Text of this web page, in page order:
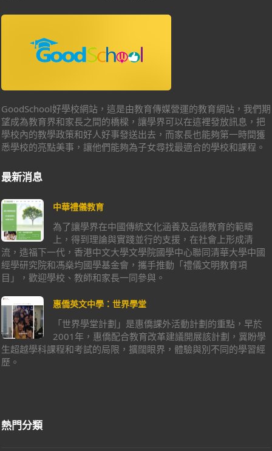
GoodSchool好學校網站，這是由教育傳媒營運的教育網站，我們期
望成為教育界和家長之間的橋樑，讓學界可以在這裡發放訊息，把
學校內的教學政策和好人好事發送出去，而家長也能夠第一時間獲
悉學校的亮點美事，讓他們能夠為子女尋找最適合的學校和課程。
最新消息
中華禮儀教育
為了讓學界在中國傳統文化涵養及品德教育的範疇
上，得到理論與實踐並行的支援，在社會上形成清
流，造福下一代，香港中文大學文學院國學中心聯同清華大學中國
經學研究院和馮燊均國學基金會，攜手推動「禮儀文明教育項
目」，歡迎學校、教師和家長一同參與。
惠僑英文中學：世界學堂
「世界學堂計劃」是惠僑課外活動計劃的重點，早於
2001年，惠僑配合教育改革建議開展該計劃，冀盼學
生超越學科課程和考試的局限，擴闊眼界，體驗與別不同的學習經
歷。
熱門分類